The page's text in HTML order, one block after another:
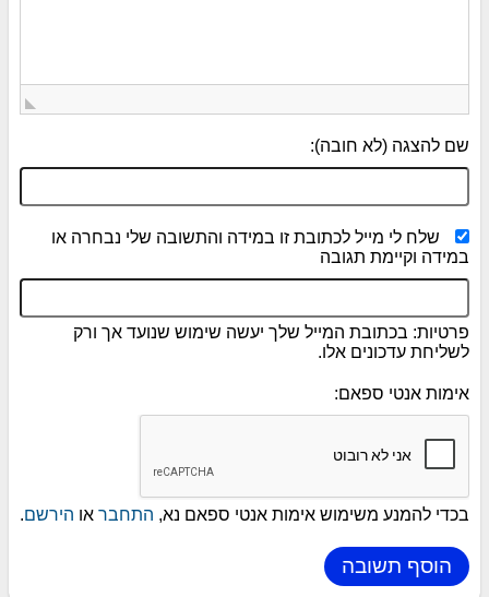
שם להצגה (לא חובה):
שלח לי מייל לכתובת זו במידה והתשובה שלי נבחרה או
במידה וקיימת תגובה
פרטיות: בכתובת המייל שלך יעשה שימוש שנועד אך ורק
לשליחת עדכונים אלו.
אימות אנטי ספאם:
בכדי להמנע משימוש אימות אנטי ספאם נא, התחבר או הירשם.